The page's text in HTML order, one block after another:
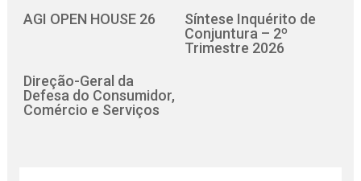
AGI OPEN HOUSE 26
Síntese Inquérito de
Conjuntura – 2º
Trimestre 2026
Direção-Geral da
Defesa do Consumidor,
Comércio e Serviços